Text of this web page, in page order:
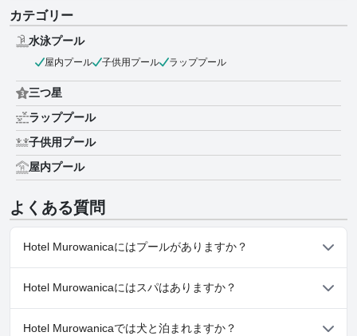
カテゴリー
水泳プール
屋内プール 子供用プール ラッププール
三つ星
ラッププール
子供用プール
屋内プール
よくある質問
Hotel Murowanicaにはプールがありますか？
はい、Hotel Murowanicaには、以下のカテゴリーの１つ以上に属
するプールがあります： 屋内プール, 子供用プール, ラッププール
詳しくは、「水泳プール」カテゴリーのアンケート回答をお読み
ください。
Hotel Murowanicaにはスパはありますか？
いいえ、Hotel Murowanicaではスパはご利用いただけません。
Hotel Murowanicaでは犬と泊まれますか？